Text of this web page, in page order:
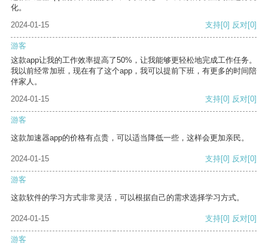
化。
2024-01-15
支持[0] 反对[0]
游客
这款app让我的工作效率提高了50%，让我能够更轻松地完成工作任务。
我以前经常加班，现在有了这个app，我可以提前下班，有更多的时间陪
伴家人。
2024-01-15
支持[0] 反对[0]
游客
这款加速器app的价格有点贵，可以适当降低一些，这样会更加亲民。
2024-01-15 支持[0] 反对[0]
游客
这款软件的学习方式非常灵活，可以根据自己的需求选择学习方式。
2024-01-15 支持[0] 反对[0]
游客